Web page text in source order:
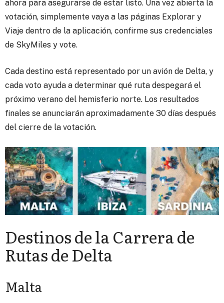
ahora para asegurarse de estar listo. Una vez abierta la
votación, simplemente vaya a las páginas Explorar y
Viaje dentro de la aplicación, confirme sus credenciales
de SkyMiles y vote.
Cada destino está representado por un avión de Delta, y
cada voto ayuda a determinar qué ruta despegará el
próximo verano del hemisferio norte. Los resultados
finales se anunciarán aproximadamente 30 días después
del cierre de la votación.
Destinos de la Carrera de
Rutas de Delta
Malta